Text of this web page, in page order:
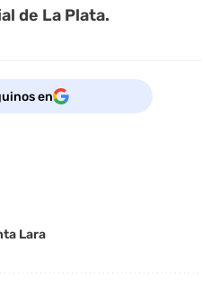
de La Plata.
en
Lara